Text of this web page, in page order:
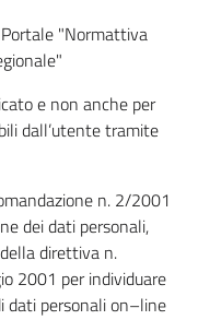
"Normattiva
e non anche per
dall’utente tramite
n. 2/2001
dei dati personali,
direttiva n.
2001 per individuare
dati personali on–line